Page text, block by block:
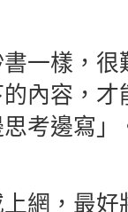
一樣，
內容，
思考邊寫」
網，最